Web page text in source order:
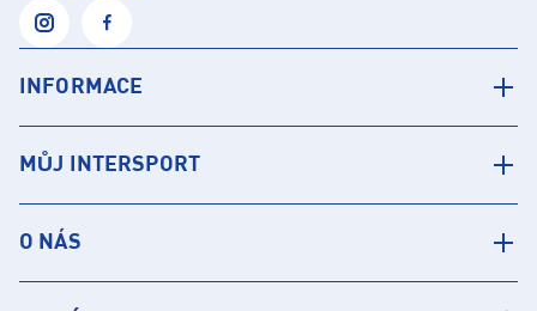
INFORMACE
MŮJ INTERSPORT
O NÁS